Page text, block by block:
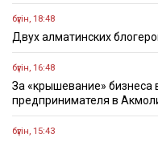
бүгін, 18:48
Двух алматинских
бүгін, 16:48
За «крышевание» бизнеса
предпринимателя в
бүгін, 15:43